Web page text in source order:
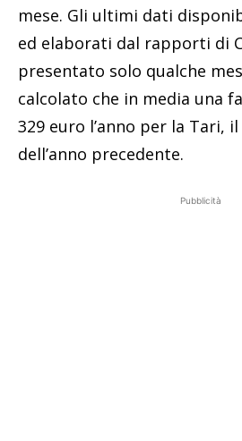
mese. Gli ultimi dati
ed elaborati dal rapporti di
presentato solo qualche
calcolato che in media una
329 euro l’anno per la Tari,
dell’anno precedente.
Pubblicità